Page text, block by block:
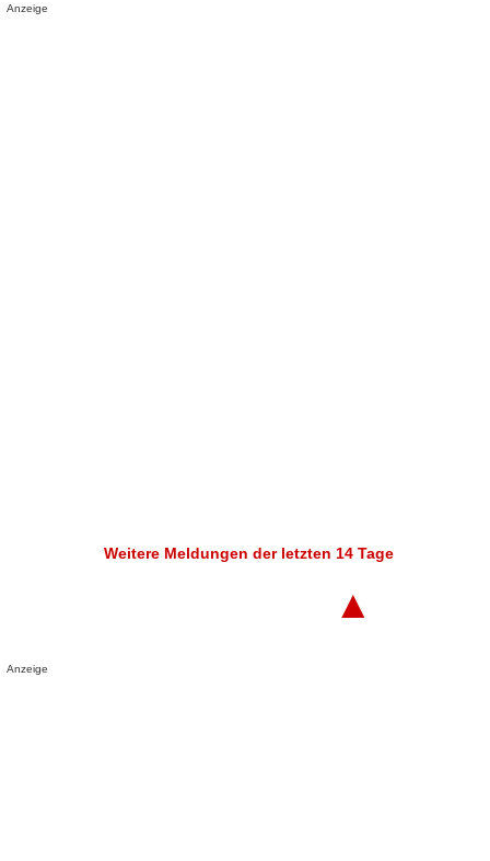
Anzeige
Weitere Meldungen der letzten 14 Tage
▲
Anzeige